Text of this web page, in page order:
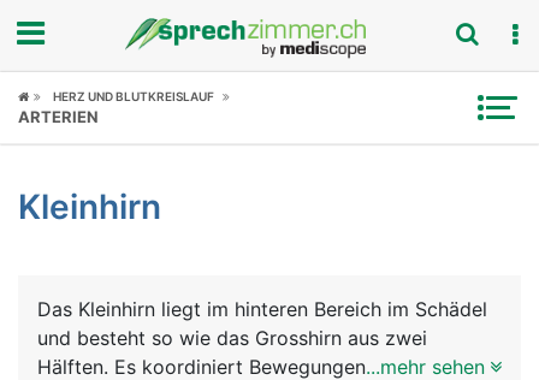
Fokus
Symptome
News
HERZ UND BLUTKREISLAUF
ARTERIEN
Kleinhirn
Das Kleinhirn liegt im hinteren Bereich im Schädel
und besteht so wie das Grosshirn aus zwei
Hälften. Es koordiniert Bewegungen und sorgt
...mehr sehen